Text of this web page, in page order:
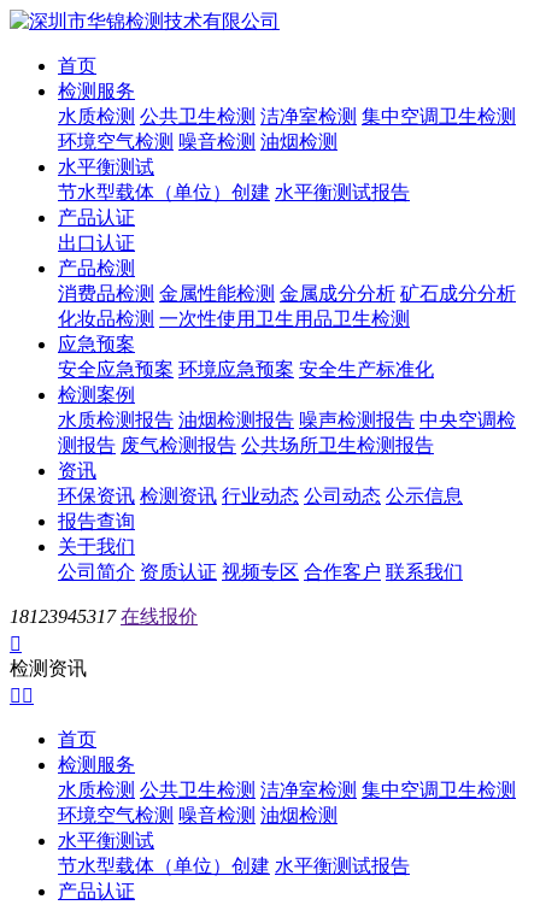
首页
检测服务
水质检测 公共卫生检测 洁净室检测 集中空调卫生检测
环境空气检测 噪音检测 油烟检测
水平衡测试
节水型载体（单位）创建 水平衡测试报告
产品认证
出口认证
产品检测
消费品检测 金属性能检测 金属成分分析 矿石成分分析
化妆品检测 一次性使用卫生用品卫生检测
应急预案
安全应急预案 环境应急预案 安全生产标准化
检测案例
水质检测报告 油烟检测报告 噪声检测报告 中央空调检
测报告 废气检测报告 公共场所卫生检测报告
资讯
环保资讯 检测资讯 行业动态 公司动态 公示信息
报告查询
关于我们
公司简介 资质认证 视频专区 合作客户 联系我们
18123945317 在线报价

检测资讯
 
首页
检测服务
水质检测 公共卫生检测 洁净室检测 集中空调卫生检测
环境空气检测 噪音检测 油烟检测
水平衡测试
节水型载体（单位）创建 水平衡测试报告
产品认证